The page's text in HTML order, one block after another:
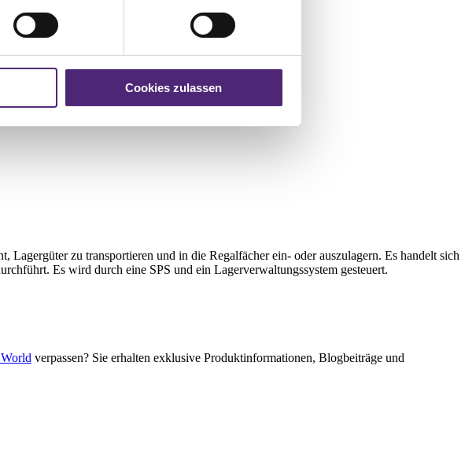
Cookies zulassen
zu transportieren und in die Regalfächer ein- oder auszulagern. Es handelt sich
Es wird durch eine SPS und ein Lagerverwaltungssystem gesteuert.
verpassen? Sie erhalten exklusive Produktinformationen, Blogbeiträge und